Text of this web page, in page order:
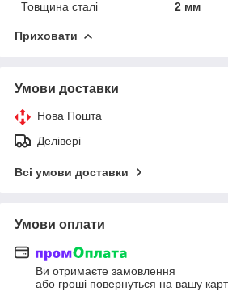
Товщина сталі
2 мм
Приховати
Умови доставки
Нова Пошта
Делівері
Всі умови доставки
Умови оплати
Ви отримаєте замовлення
або гроші повернуться на вашу